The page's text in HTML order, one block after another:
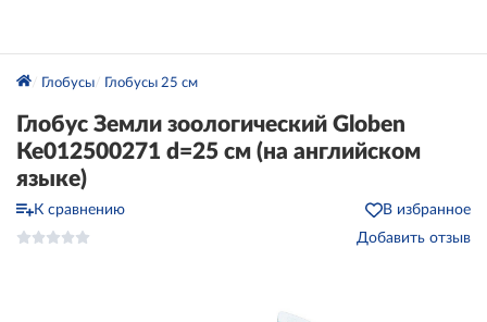
Глобусы Глобусы 25 см
Глобус Земли зоологический Globen
Ке012500271 d=25 см (на английском
языке)
К сравнению
В избранное
Добавить отзыв